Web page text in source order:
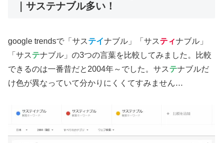
｜サステナブル多い！
google trendsで「サステイナブル」「サスティナブル」
「サステナブル」の3つの言葉を比較してみました。比較
できるのは一番昔だと2004年～でした。サステナブルだ
け色が異なっていて分かりにくくてすみません…